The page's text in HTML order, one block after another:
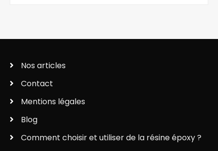
Nos articles
Contact
Mentions légales
Blog
Comment choisir et utiliser de la résine époxy ?